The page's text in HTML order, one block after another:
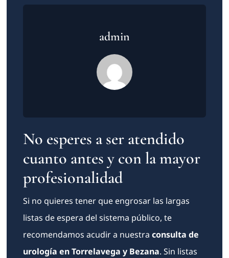
admin
No esperes a ser atendido
cuanto antes y con la mayor
profesionalidad
Si no quieres tener que engrosar las largas
listas de espera del sistema público, te
recomendamos acudir a nuestra consulta de
urología en Torrelavega y Bezana. Sin listas